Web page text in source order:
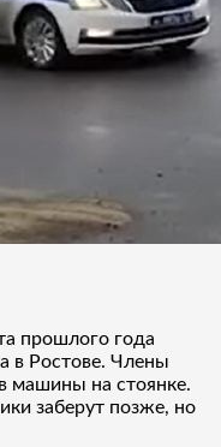
прошлого года
в Ростове. Члены
машины на стоянке.
заберут позже, но